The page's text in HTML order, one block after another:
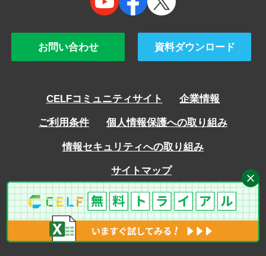
お問い合わせ 資料ダウンロード
CELFコミュニティサイト 企業情報
ご利用条件 個人情報保護への取り組み
情報セキュリティへの取り組み
サイトマップ
Copyright © SCSK Corporation ALL rights reserved.